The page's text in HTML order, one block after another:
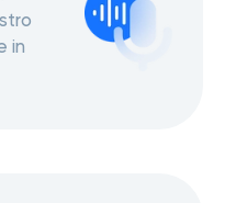
in